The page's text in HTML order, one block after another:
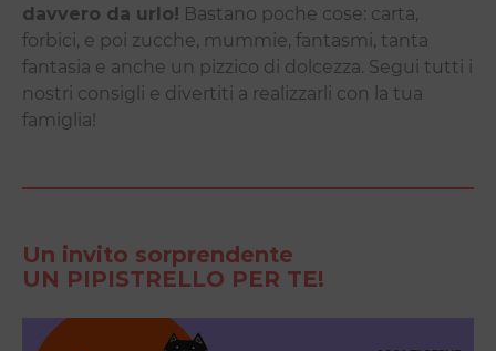
davvero da urlo! Bastano poche cose: carta,
forbici, e poi zucche, mummie, fantasmi, tanta
fantasia e anche un pizzico di dolcezza. Segui tutti i
nostri consigli e divertiti a realizzarli con la tua
famiglia!
Un invito sorprendente
UN PIPISTRELLO PER TE!